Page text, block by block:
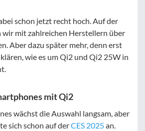
schon jetzt recht hoch. Auf der
wir mit zahlreichen Herstellern über
Aber dazu später mehr, denn erst
wie es um Qi2 und Qi2 25W in
mit Qi2
wächst die Auswahl langsam, aber
sich schon auf derCES 2025an.